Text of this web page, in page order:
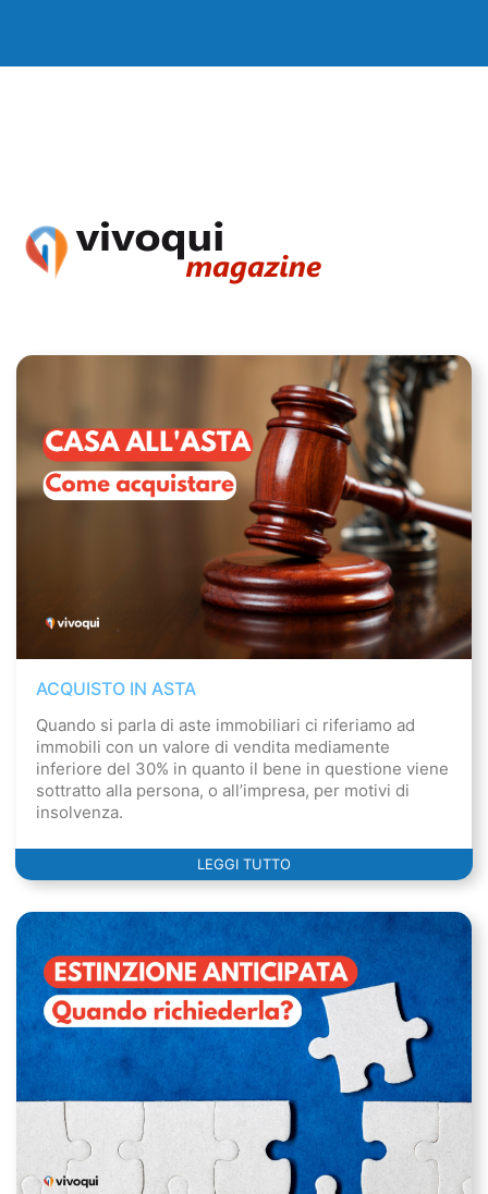
ACQUISTO IN ASTA
Quando si parla di aste immobiliari ci riferiamo ad
immobili con un valore di vendita mediamente
inferiore del 30% in quanto il bene in questione viene
sottratto alla persona, o all’impresa, per motivi di
insolvenza.
LEGGI TUTTO